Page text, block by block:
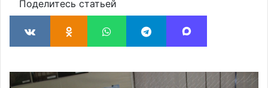
Поделитесь статьей